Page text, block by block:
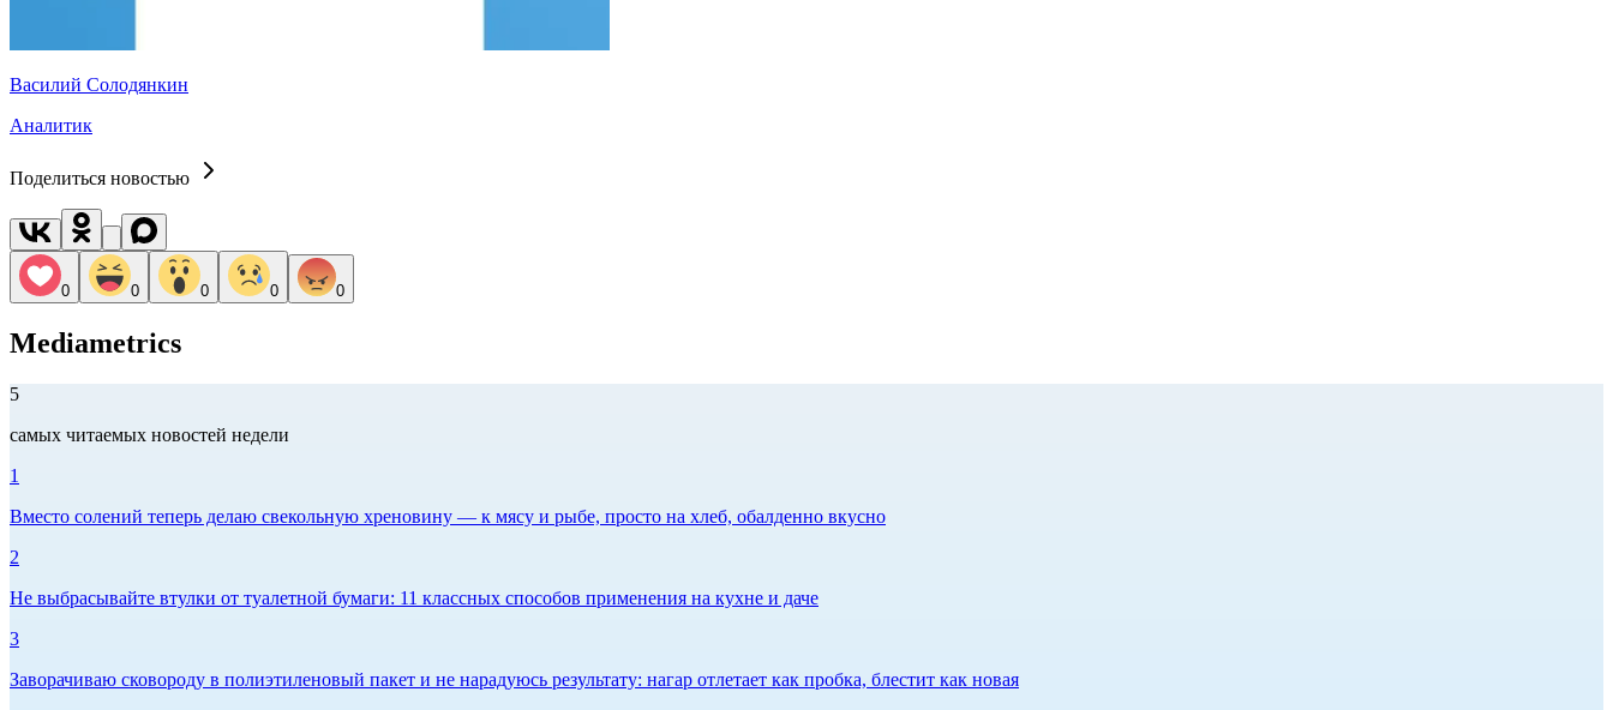
Василий Солодянкин
Аналитик
Поделиться новостью
0 0 0 0 0
Mediametrics
5
самых читаемых новостей недели
1
Вместо солений теперь делаю свекольную хреновину — к мясу и рыбе, просто на хлеб, обалденно вкусно
2
Не выбрасывайте втулки от туалетной бумаги: 11 классных способов применения на кухне и даче
3
Заворачиваю сковороду в полиэтиленовый пакет и не нарадуюсь результату: нагар отлетает как пробка, блестит как новая